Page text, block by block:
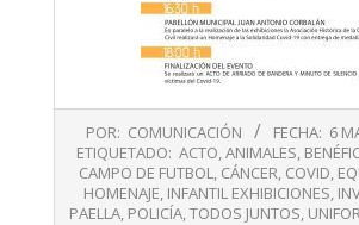
05-
POR: COMUNICACIÓN FECHA: 6
ETIQUETADO: ACTO,ANIMALES,
CAMPO DE FUTBOL, CÁNCER, COVID,
HOMENAJE, INFANTIL EXHIBICIONES,
PAELLA, POLICÍA,TODOS JUNTOS,